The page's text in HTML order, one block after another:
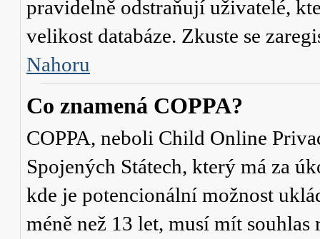
pravidelně odstraňují uživatelé,
velikost databáze. Zkuste se
Nahoru
Co znamená COPPA?
COPPA, neboli Child Online
Spojených Státech, který má za
kde je potencionální možnost
méně než 13 let, musí mít